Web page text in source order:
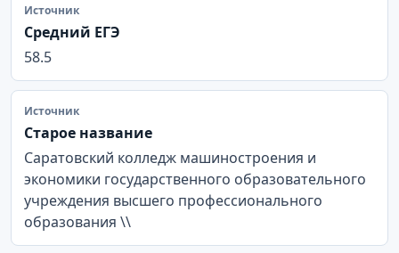
Источник
Средний ЕГЭ
58.5
Источник
Старое название
Саратовский колледж машиностроения и
экономики государственного образовательного
учреждения высшего профессионального
образования \\